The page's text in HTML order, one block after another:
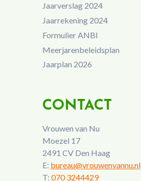
Jaarverslag 2024
Jaarrekening 2024
Formulier ANBI
Meerjarenbeleidsplan
Jaarplan 2026
CONTACT
Vrouwen van Nu
Moezel 17
2491 CV Den Haag
E: bureau@vrouwenvannu.nl
T: 070 3244429